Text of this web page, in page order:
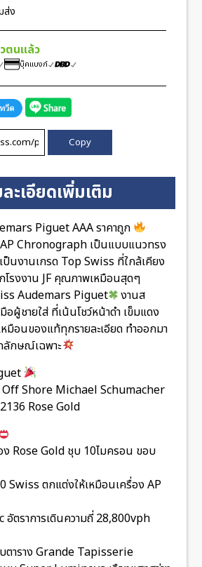
ส่ง
ตนแล้ว
บุ๊คแบงก์
Copy
ะเอียดเพิ่มเติม
Piguet AAA ราคาถูก
Chronograph เป็นแบบแนวทรง
ป็นงานเกรด Top Swiss ที่ใกล้เคียง
รงงาน JF คุณภาพเหมือนสุดๆ
Audemars Piguet
งานส
อผู้ชายใส่ ที่เน้นโชว์หน้าดำ เข็มแดง
มือนของแท้ทุกรายละเอียด ทำออกมา
ลักษณ์เฉพาะ
Shore Michael Schumacher
Rose Gold
ง Rose Gold ชุบ 10ไมครอน ขอบ
Swiss ตกแต่งให้เหมือนเครื่อง AP
ตราการเดินความถี่ 28,800vph
ตาราง Grande Tapisserie